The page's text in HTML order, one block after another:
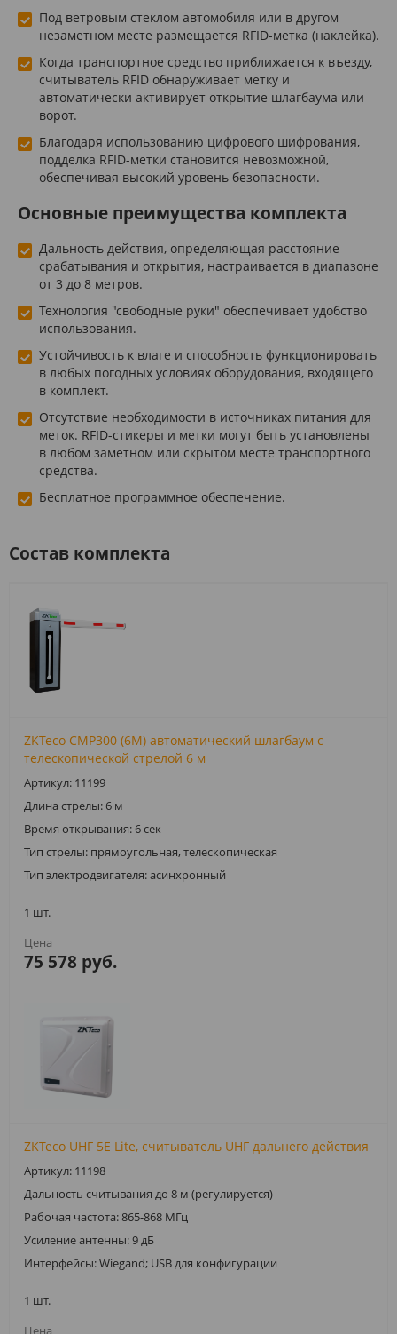
Под ветровым стеклом автомобиля или в другом
незаметном месте размещается RFID-метка (наклейка).
Когда транспортное средство приближается к въезду,
считыватель RFID обнаруживает метку и
автоматически активирует открытие шлагбаума или
ворот.​​​​​​​
Благодаря использованию цифрового шифрования,
подделка RFID-метки становится невозможной,
обеспечивая высокий уровень безопасности.
Основные преимущества комплекта
Дальность действия, определяющая расстояние
срабатывания и открытия, настраивается в диапазоне
от 3 до 8 метров.
Технология "свободные руки" обеспечивает удобство
использования.
Устойчивость к влаге и способность функционировать
в любых погодных условиях оборудования, входящего
в комплект.
Отсутствие необходимости в источниках питания для
меток. RFID-стикеры и метки могут быть установлены
в любом заметном или скрытом месте транспортного
средства.
Бесплатное программное обеспечение.
Состав комплекта
ZKTeco CMP300 (6M) автоматический шлагбаум с
телескопической стрелой 6 м
Артикул: 11199
Длина стрелы: 6 м
Время открывания: 6 сек
Тип стрелы: прямоугольная, телескопическая
Тип электродвигателя: асинхронный
1 шт.
75 578 руб.
ZKTeco UHF 5E Lite, считыватель UHF дальнего действия
Артикул: 11198
Дальность считывания до 8 м (регулируется)
Рабочая частота: 865-868 МГц
Усиление антенны: 9 дБ
Интерфейсы: Wiegand; USB для конфигурации
1 шт.